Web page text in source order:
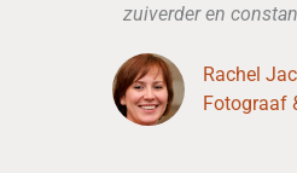
zuiverder en
Rachel
Fotograaf